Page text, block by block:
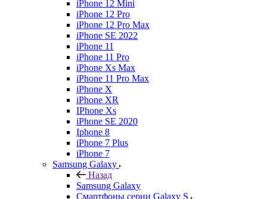
iPhone 12 Mini
iPhone 12 Pro
iPhone 12 Pro Max
iPhone SE 2022
iPhone 11
iPhone 11 Pro
iPhone Xs Max
iPhone 11 Pro Max
iPhone X
iPhone XR
IPhone Xs
iPhone SE 2020
Iphone 8
iPhone 7 Plus
iPhone 7
Samsung Galaxy
Назад
Samsung Galaxy
Смартфоны серии Galaxy S